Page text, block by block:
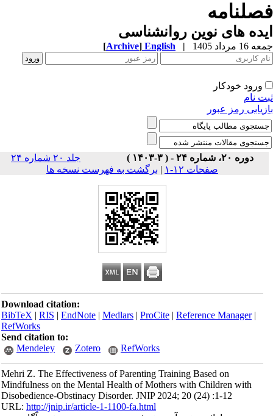
های نوین روانشناسی
مرداد 1405 |
English
[Archive]
ورود خودکار
نام
رمز عبور
دوره ۲۰، شماره ۲۴ - ( ۳-۱۴۰۳ )
جلد ۲۰ شماره ۲۴
صفحات ۱۲-۱
| برگشت به فهرست نسخه ها
Download citation:
BibTeX|RIS|EndNote|Medlars|ProCite|Reference Manager
RefWorks
Send citation to:
Mendeley
Zotero RefWorks
Mehri Z. The Effectiveness of Parenting Training Based on
Mindfulness on the Mental Health of Mothers with Children with
Disobedience-Obstinacy Disorder. JNIP 2024; 20 (24) :1-12
URL:http://jnip.ir/article-1-1100-fa.html